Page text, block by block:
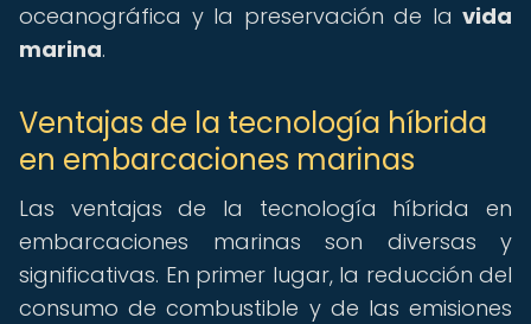
oceanográfica y la preservación de la vida
marina.
Ventajas de la tecnología híbrida
en embarcaciones marinas
Las ventajas de la tecnología híbrida en
embarcaciones marinas son diversas y
significativas. En primer lugar, la reducción del
consumo de combustible y de las emisiones